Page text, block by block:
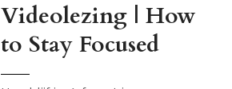
Videolezing | How
to Stay Focused